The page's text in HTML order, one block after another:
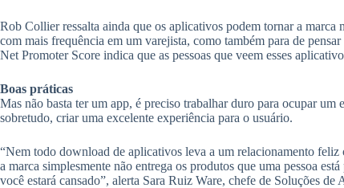
Rob Collier ressalta ainda que os aplicativos podem tornar a
com mais frequência em um varejista, como também para de
Net Promoter Score indica que as pessoas que veem esses
Boas práticas
Mas não basta ter um app, é preciso trabalhar duro para ocupar
sobretudo, criar uma excelente experiência para o usuário.
“Nem todo download de aplicativos leva a um relacionamento
a marca simplesmente não entrega os produtos que uma pessoa
você estará cansado”, alerta Sara Ruiz Ware, chefe de Soluções